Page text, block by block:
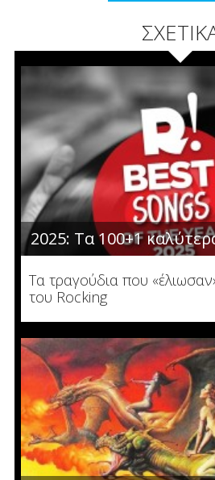
2025: Τα 100+1
Τα τραγούδια που
του Rocking